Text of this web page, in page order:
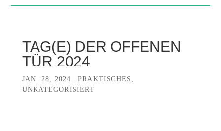
TAG(E) DER OFFENEN
TÜR 2024
JAN. 28, 2024 |PRAKTISCHES ,
UNKATEGORISIERT